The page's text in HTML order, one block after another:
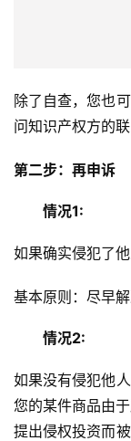
除了自查，您也
问知识产权方的
第二步：再申诉
情况1:
如果确实侵犯了
基本原则：尽早
情况2:
如果没有侵犯他
您的某件商品由
提出侵权投资而